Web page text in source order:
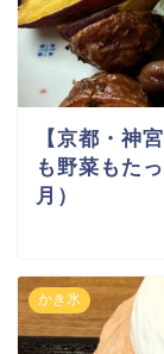
【京都・神
も野菜もた
月）
かき氷